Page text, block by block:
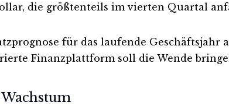
die größtenteils im vierten Quartal
für das laufende Geschäftsjahr
Finanzplattform soll die Wende